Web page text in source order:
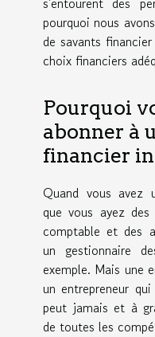
pourquoi nous
de savants
choix financiers
Pourquoi
abonner à
financier
Quand vous avez
que vous ayez
comptable et des
un gestionnaire
exemple. Mais une
un entrepreneur
peut jamais et à
de toutes les